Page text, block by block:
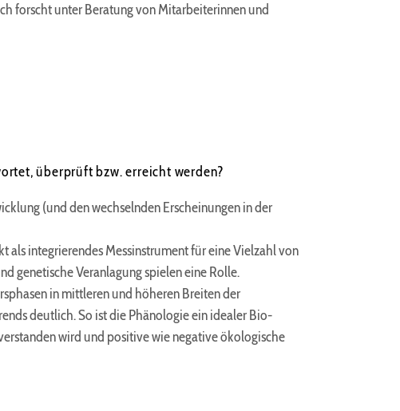
forscht unter Beratung von Mitarbeiterinnen und
überprüft bzw. erreicht werden?
(und den wechselnden Erscheinungen in der
als integrierendes Messinstrument für eine Vielzahl von
genetische Veranlagung spielen eine Rolle.
in mittleren und höheren Breiten der
deutlich. So ist die Phänologie ein idealer Bio-
wird und positive wie negative ökologische